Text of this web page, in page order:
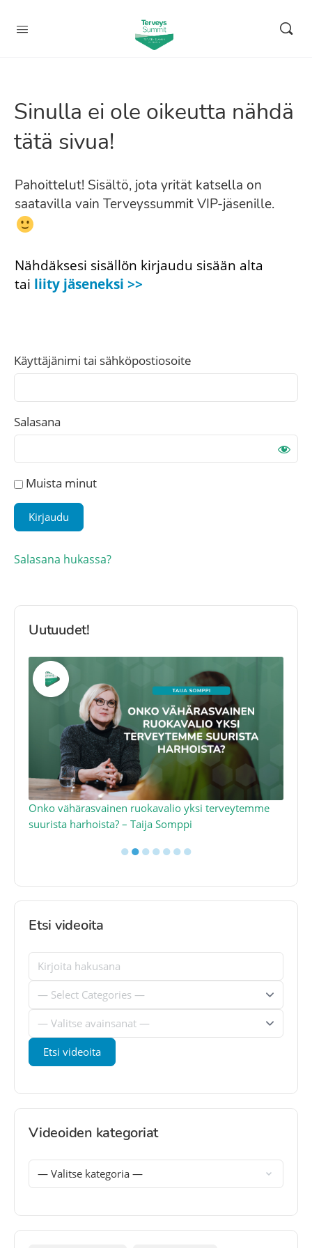
Sinulla ei ole oikeutta nähdä
tätä sivua!
Pahoittelut! Sisältö, jota yrität katsella on
saatavilla vain Terveyssummit VIP-jäsenille.
Nähdäksesi sisällön kirjaudu sisään alta
tai liity jäseneksi >>
Käyttäjänimi tai sähköpostiosoite
Salasana
Muista minut
Salasana hukassa?
Uutuudet!
Onko vähärasvainen ruokavalio yksi terveytemme
suurista harhoista? – Taija Somppi
●●●●●●●
Etsi videoita
Videoiden kategoriat